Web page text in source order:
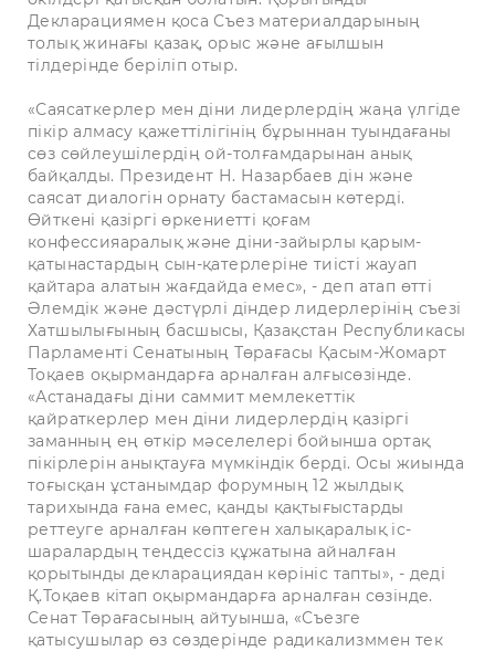
Декларациямен қоса Съез материалдарының
толық жинағы қазақ, орыс және ағылшын
тілдерінде беріліп отыр.
«Саясаткерлер мен діни лидерлердің жаңа үлгіде
пікір алмасу қажеттілігінің бұрыннан туындағаны
сөз сөйлеушілердің ой-толғамдарынан анық
байқалды. Президент Н. Назарбаев дін және
саясат диалогін орнату бастамасын көтерді.
Өйткені қазіргі өркениетті қоғам
конфессияаралық және діни-зайырлы қарым-
қатынастардың сын-қатерлеріне тиісті жауап
қайтара алатын жағдайда емес», - деп атап өтті
Әлемдік және дәстүрлі діндер лидерлерінің съезі
Хатшылығының басшысы, Қазақстан Республикасы
Парламенті Сенатының Төрағасы Қасым-Жомарт
Тоқаев оқырмандарға арналған алғысөзінде.
«Астанадағы діни саммит мемлекеттік
қайраткерлер мен діни лидерлердің қазіргі
заманның ең өткір мәселелері бойынша ортақ
пікірлерін анықтауға мүмкіндік берді. Осы жиында
тоғысқан ұстанымдар форумның 12 жылдық
тарихында ғана емес, қанды қақтығыстарды
реттеуге арналған көптеген халықаралық іс-
шаралардың теңдессіз құжатына айналған
қорытынды декларациядан көрініс тапты», - деді
Қ.Тоқаев кітап оқырмандарға арналған сөзінде.
Сенат Төрағасының айтуынша, «Съезге
қатысушылар өз сөздерінде радикализммен тек